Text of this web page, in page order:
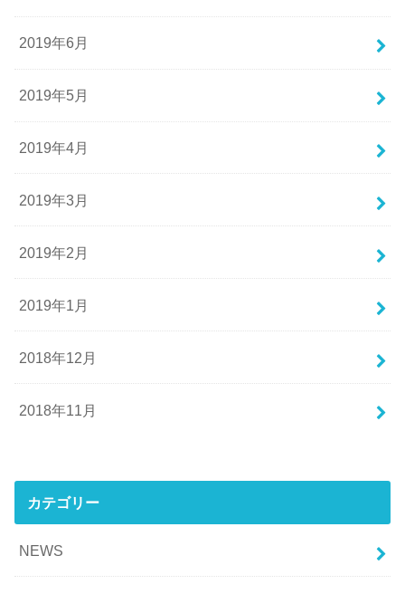
2019年6月
2019年5月
2019年4月
2019年3月
2019年2月
2019年1月
2018年12月
2018年11月
カテゴリー
NEWS